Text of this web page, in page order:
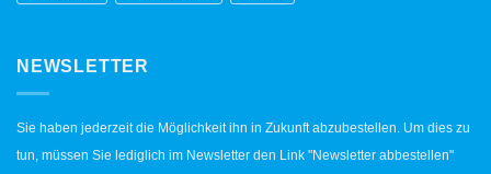
NEWSLETTER
Sie haben jederzeit die Möglichkeit ihn in Zukunft abzubestellen. Um dies zu
tun, müssen Sie lediglich im Newsletter den Link "Newsletter abbestellen"